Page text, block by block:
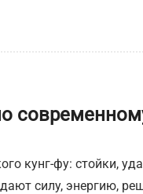
кунг-фу: стойки,
силу, энергию,